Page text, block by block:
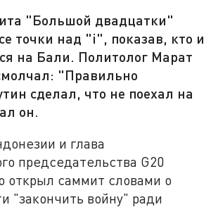
"Большой двадцатки"
точки над "i", показав, кто и
на Бали. Политолог Марат
"Правильно
сделал, что не поехал на
он.
и глава
председательства G20
открыл саммит словами о
"закончить войну" ради